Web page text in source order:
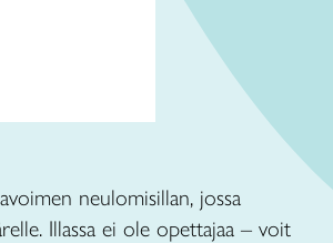
neulomisillan, jossa
Illassa ei ole opettajaa – voit